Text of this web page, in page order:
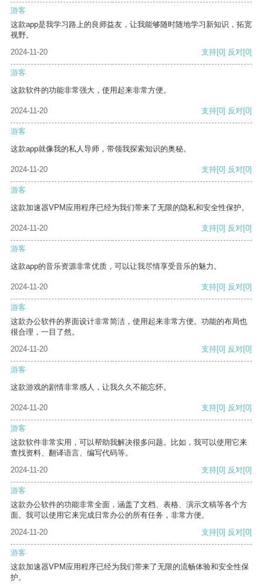
游客
这款app是我学习路上的良师益友，让我能够随时随地学习新知识，拓宽
视野。
2024-11-20
支持[0] 反对[0]
游客
这款软件的功能非常强大，使用起来非常方便。
2024-11-20 支持[0] 反对[0]
游客
这款app就像我的私人导师，带领我探索知识的奥秘。
2024-11-20 支持[0] 反对[0]
游客
这款加速器VPM应用程序已经为我们带来了无限的隐私和安全性保护。
2024-11-20 支持[0] 反对[0]
游客
这款app的音乐资源非常优质，可以让我尽情享受音乐的魅力。
2024-11-20 支持[0] 反对[0]
游客
这款办公软件的界面设计非常简洁，使用起来非常方便。功能的布局也
很合理，一目了然。
2024-11-20
支持[0] 反对[0]
游客
这款游戏的剧情非常感人，让我久久不能忘怀。
2024-11-20 支持[0] 反对[0]
游客
这款软件非常实用，可以帮助我解决很多问题。比如，我可以使用它来
查找资料、翻译语言、编写代码等。
2024-11-20
支持[0] 反对[0]
游客
这款办公软件的功能非常全面，涵盖了文档、表格、演示文稿等各个方
面。我可以使用它来完成日常办公的所有任务，非常方便。
2024-11-20
支持[0] 反对[0]
游客
这款加速器VPM应用程序已经为我们带来了无限的流畅体验和安全性保
护。